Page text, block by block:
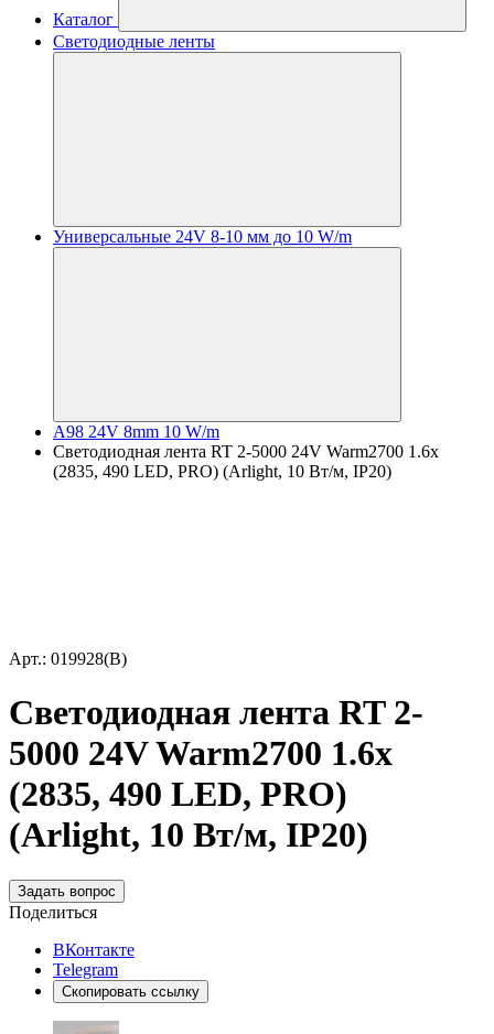
Каталог
Светодиодные ленты
Универсальные 24V 8-10 мм до 10 W/m
A98 24V 8mm 10 W/m
Светодиодная лента RT 2-5000 24V Warm2700 1.6x
(2835, 490 LED, PRO) (Arlight, 10 Вт/м, IP20)
Арт.: 019928(B)
Светодиодная лента RT 2-
5000 24V Warm2700 1.6x
(2835, 490 LED, PRO)
(Arlight, 10 Вт/м, IP20)
Задать вопрос
Поделиться
ВКонтакте
Telegram
Скопировать ссылку